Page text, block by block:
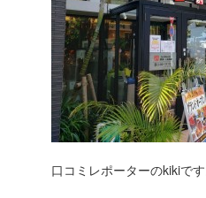
口コミレポーターのkikiです